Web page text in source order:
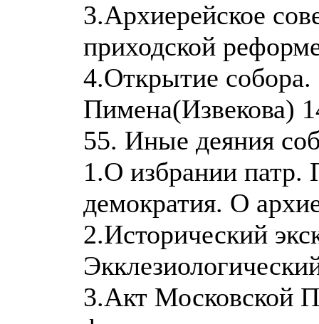
3.Архиерейское
приходской
4.Открытие
Пимена(Извекова)
55. Иные деяния
1.О избрании патр.
демократия. О
2.Исторический
3.Акт Московской